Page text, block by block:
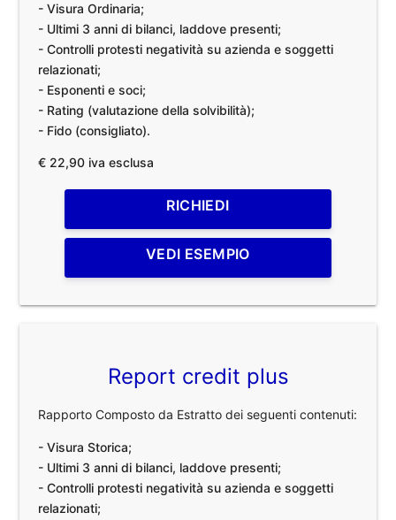
- Visura Ordinaria;
- Ultimi 3 anni di bilanci, laddove presenti;
- Controlli protesti negatività su azienda e soggetti
relazionati;
- Esponenti e soci;
- Rating (valutazione della solvibilità);
- Fido (consigliato).
€ 22,90 iva esclusa
RICHIEDI
VEDI ESEMPIO
Report credit plus
Rapporto Composto da Estratto dei seguenti contenuti:
- Visura Storica;
- Ultimi 3 anni di bilanci, laddove presenti;
- Controlli protesti negatività su azienda e soggetti
relazionati;